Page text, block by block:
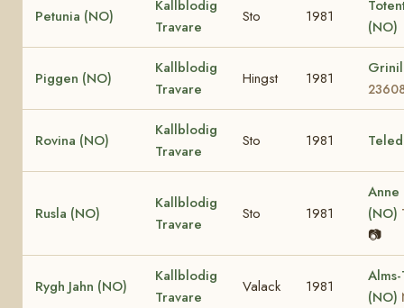
Petunia (NO)
Kallblodig
Travare
Sto 1981
(NO)
Piggen (NO)
Kallblodig
Travare
Hingst 1981
Rovina (NO)
Kallblodig
Travare
Sto 1981
Rusla (NO)
Kallblodig
Travare
Sto 1981
Anne
(NO)
📷
Rygh Jahn (NO)
Kallblodig
Travare
Valack 1981
(NO)